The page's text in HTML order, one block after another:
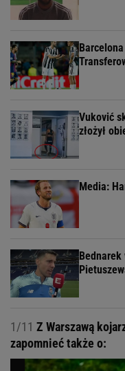
Vuković
złożył
Media:
1/11 Z Warszawą
zapomnieć także o: